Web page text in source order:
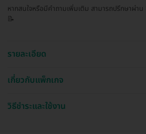
หากสนใจหรือมีคำถามเพิ่มเติม สามารถปรึกษาผ่า
📝
รายละเอียด
เกี่ยวกับแพ็กเกจ
วิธีชำระและใช้งาน